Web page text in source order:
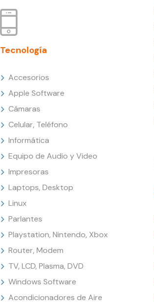
Tecnología
Accesorios
Apple Software
Cámaras
Celular, Teléfono
Informática
Equipo de Audio y Video
Impresoras
Laptops, Desktop
Linux
Parlantes
Playstation, Nintendo, Xbox
Router, Modem
TV, LCD, Plasma, DVD
Windows Software
Acondicionadores de Aire